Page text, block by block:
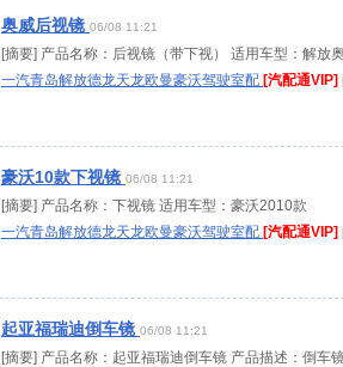
奥威后视镜 06/08 11:21
[摘要] 产品名称：后视镜（带下视） 适用车型：解放
一汽青岛解放德龙天龙欧曼豪沃驾驶室配 [汽配通VIP]
豪沃10款下视镜 06/08 11:21
[摘要] 产品名称：下视镜 适用车型：豪沃2010款
一汽青岛解放德龙天龙欧曼豪沃驾驶室配 [汽配通VIP]
起亚福瑞迪倒车镜 06/08 11:21
[摘要] 产品名称：起亚福瑞迪倒车镜 产品描述：倒车